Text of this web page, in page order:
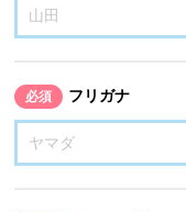
必須 フリガナ